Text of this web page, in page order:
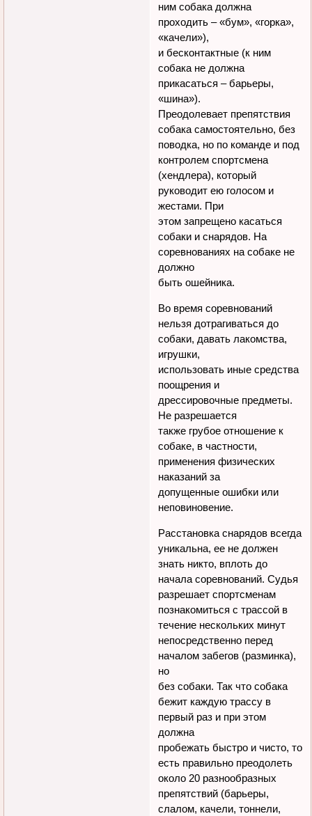
ним собака должна
проходить – «бум», «горка»,
«качели»),
и бесконтактные (к ним
собака не должна
прикасаться – барьеры,
«шина»).
Преодолевает препятствия
собака самостоятельно, без
поводка, но по команде и под
контролем спортсмена
(хендлера), который
руководит ею голосом и
жестами. При
этом запрещено касаться
собаки и снарядов. На
соревнованиях на собаке не
должно
быть ошейника.
Во время соревнований
нельзя дотрагиваться до
собаки, давать лакомства,
игрушки,
использовать иные средства
поощрения и
дрессировочные предметы.
Не разрешается
также грубое отношение к
собаке, в частности,
применения физических
наказаний за
допущенные ошибки или
неповиновение.
Расстановка снарядов всегда
уникальна, ее не должен
знать никто, вплоть до
начала соревнований. Судья
разрешает спортсменам
познакомиться с трассой в
течение нескольких минут
непосредственно перед
началом забегов (разминка),
но
без собаки. Так что собака
бежит каждую трассу в
первый раз и при этом
должна
пробежать быстро и чисто, то
есть правильно преодолеть
около 20 разнообразных
препятствий (барьеры,
слалом, качели, тоннели,